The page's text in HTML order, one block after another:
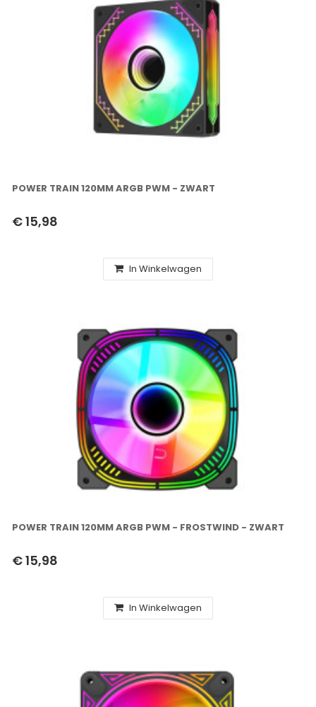
POWER TRAIN 120MM ARGB PWM - ZWART
€ 15,98
In Winkelwagen
POWER TRAIN 120MM ARGB PWM - FROSTWIND - ZWART
€ 15,98
In Winkelwagen